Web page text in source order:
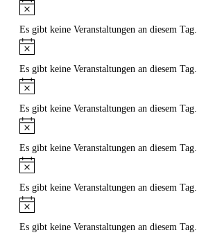
Hinweis
Es gibt keine Veranstaltungen an diesem Tag.
Hinweis
Es gibt keine Veranstaltungen an diesem Tag.
Hinweis
Es gibt keine Veranstaltungen an diesem Tag.
Hinweis
Es gibt keine Veranstaltungen an diesem Tag.
Hinweis
Es gibt keine Veranstaltungen an diesem Tag.
Hinweis
Es gibt keine Veranstaltungen an diesem Tag.